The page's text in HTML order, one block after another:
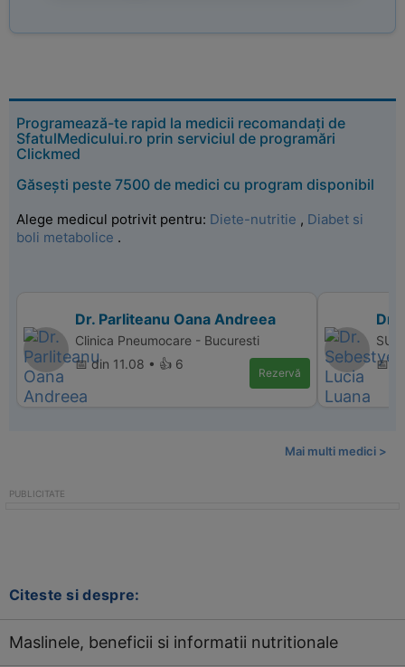
Programează-te rapid la medicii recomandați de
SfatulMedicului.ro prin serviciul de programări
Clickmed
Găsești peste 7500 de medici cu program disponibil
Alege medicul potrivit pentru: Diete-nutritie , Diabet si
boli metabolice .
Dr. Parliteanu Oana Andreea
Clinica Pneumocare - Bucuresti
📅 din 11.08 • 👍 6
Rezervă
Dr.
📅
Mai multi medici >
Citeste si despre:
Maslinele, beneficii si informatii nutritionale